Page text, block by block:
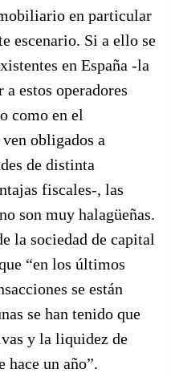
en particular
escenario. Si a ello se
en España -la
estos operadores
como en el
obligados a
de distinta
fiscales-, las
son muy halagüeñas.
la sociedad de capital
“en los últimos
se están
se han tenido que
y la liquidez de
hace un año”.